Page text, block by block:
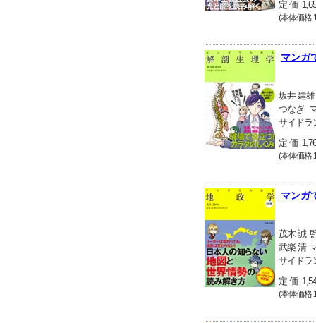
定 価
(本体価格
マンガ
坂井 建雄
つなぎ
サイドラ
定 価
(本体価格
マンガ
茂木 誠
武楽 清
サイドラ
定 価
(本体価格